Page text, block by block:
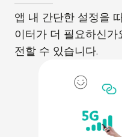
앱 내 간단한 설정을
이터가 더 필요하신
전할 수 있습니다.